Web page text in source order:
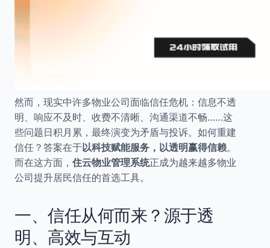
然而，现实中许多物业公司面临信任危机：信息不透
明、响应不及时、收费不清晰、沟通渠道不畅……这
些问题日积月累，最终演变为矛盾与投诉。如何重建
信任？答案在于以科技赋能服务，以透明赢得信赖。
而在这方面， 住云物业管理系统正成为越来越多物业
公司提升居民信任的首选工具。
一、信任从何而来？源于透
明、高效与互动